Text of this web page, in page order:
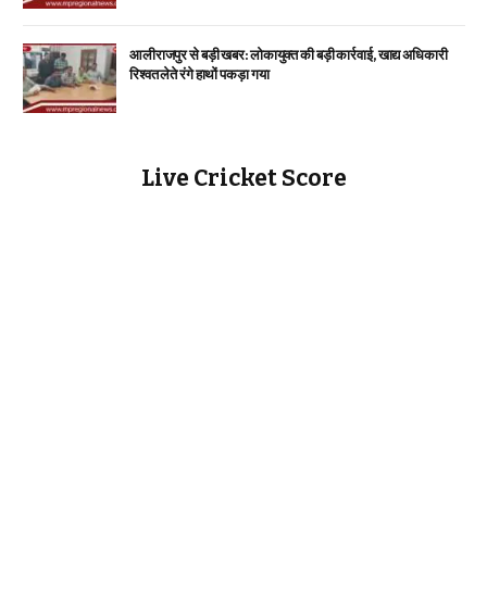
आलीराजपुर से बड़ी खबर: लोकायुक्त की बड़ी कार्रवाई, खाद्य अधिकारी
रिश्वत लेते रंगे हाथों पकड़ा गया
Live Cricket Score